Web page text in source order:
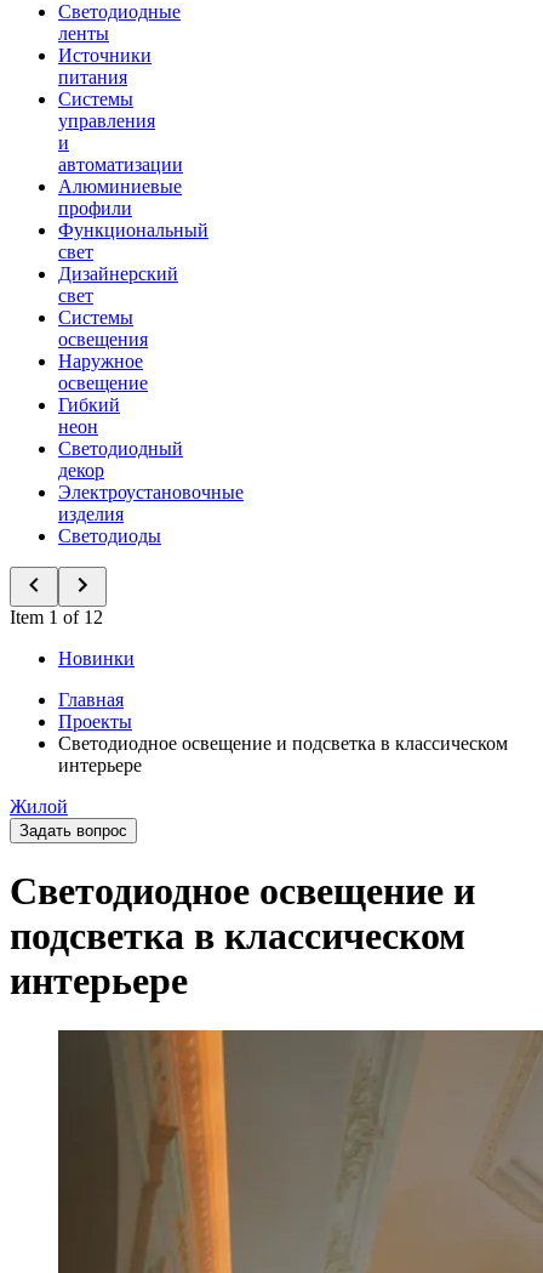
Светодиодные
ленты
Источники
питания
Системы
управления
и
автоматизации
Алюминиевые
профили
Функциональный
свет
Дизайнерский
свет
Системы
освещения
Наружное
освещение
Гибкий
неон
Светодиодный
декор
Электроустановочные
изделия
Светодиоды
Item 1 of 12
Новинки
Главная
Проекты
Светодиодное освещение и подсветка в классическом
интерьере
Жилой
Задать вопрос
Светодиодное освещение и
подсветка в классическом
интерьере